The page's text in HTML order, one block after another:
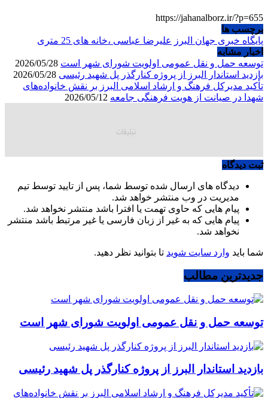
https://jahanalborz.ir/?p=655
برچسب ها
پایگاه خبری جهان البرز علیرضا عباسی ،خانه های 25 متری
اخبار مشابه
توسعه حمل و نقل عمومی اولویت شورای شهر است
بازدید استاندار البرز از پروژه کنارگذر پل شهید رئیسی
تأکید مدیرکل فرهنگ و ارشاد اسلامی البرز بر نقش خانواده‌های
شهدا در صیانت از هویت فرهنگی جامعه
ثبت دیدگاه
دیدگاه های ارسال شده توسط شما، پس از تایید توسط تیم
مدیریت در وب منتشر خواهد شد.
پیام هایی که حاوی تهمت یا افترا باشد منتشر نخواهد شد.
پیام هایی که به غیر از زبان فارسی یا غیر مرتبط باشد منتشر
نخواهد شد.
شما باید وارد سایت شوید تا بتوانید نظر دهید.
جدیدترین مطالب
توسعه حمل و نقل عمومی اولویت شورای شهر است
بازدید استاندار البرز از پروژه کنارگذر پل شهید رئیسی